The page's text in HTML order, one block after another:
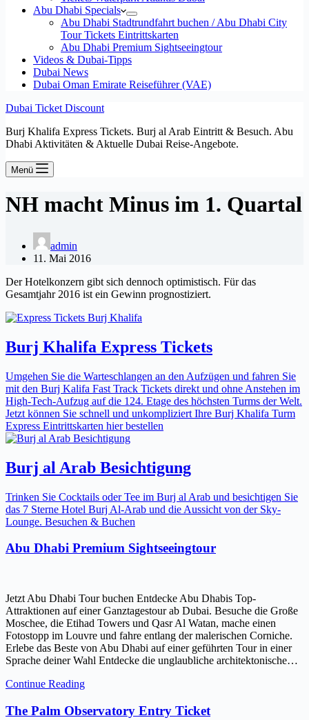
Abu Dhabi Specials
Abu Dhabi Stadtrundfahrt buchen / Abu Dhabi City
Tour Tickets Eintrittskarten
Abu Dhabi Premium Sightseeingtour
Videos & Dubai-Tipps
Dubai News
Dubai Oman Emirate Reiseführer (VAE)
Dubai Ticket Discount
Burj Khalifa Express Tickets. Burj al Arab Eintritt & Besuch. Abu
Dhabi Aktivitäten & Aktuelle Dubai Reise-Angebote.
Menü
NH macht Minus im 1. Quartal
admin
11. Mai 2016
Der Hotelkonzern gibt sich dennoch optimistisch. Für das
Gesamtjahr 2016 ist ein Gewinn prognostiziert.
Burj Khalifa Express Tickets
Umgehen Sie die Warteschlangen an den Aufzügen und fahren Sie
mit den Burj Kalifa Fast Track Tickets direkt und ohne Anstehen im
High-Tech-Aufzug auf die 124. Etage des höchsten Turms der Welt.
Jetzt können Sie schnell und unkompliziert Ihre Burj Khalifa Turm
Express Eintrittskarten hier bestellen
Burj al Arab Besichtigung
Trinken Sie Cocktails oder Tee im Burj al Arab und besichtigen Sie
das 7 Sterne Hotel Burj Al-Arab und die Aussicht von der Sky-
Lounge. Besuchen & Buchen
Abu Dhabi Premium Sightseeingtour
Jetzt Abu Dhabi Tour buchen Entdecke Abu Dhabis Top-
Attraktionen auf einer Ganztagestour ab Dubai. Besuche die Große
Moschee, die Etihad Towers und Qasr Al Watan, mache einen
Fotostopp im Louvre und fahre entlang der malerischen Corniche.
Erlebe das Beste von Abu Dhabi auf einer geführten Tour in einer
Sprache deiner Wahl Entdecke die unglaubliche architektonische…
Continue Reading
The Palm Observatory Entry Ticket